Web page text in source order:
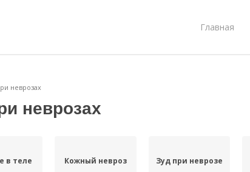
Главная
неврозах
неврозах
в теле Кожный невроз Зуд при неврозе